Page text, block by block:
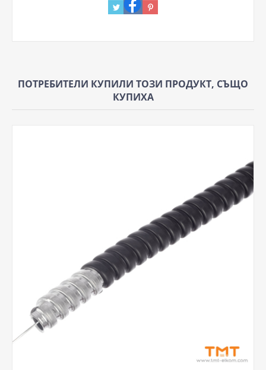
ПОТРЕБИТЕЛИ КУПИЛИ ТОЗИ ПРОДУКТ, СЪЩО
КУПИХА